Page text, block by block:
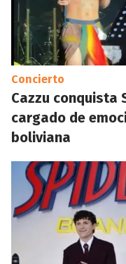
Concierto
Cazzu conquista
cargado de
boliviana